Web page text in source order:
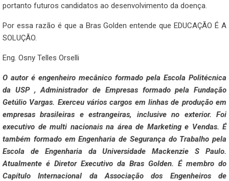
portanto futuros candidatos ao desenvolvimento da doença.
Por essa razão é que a Bras Golden entende que EDUCAÇÃO É A
SOLUÇÃO.
Eng. Osny Telles Orselli
O autor é engenheiro mecânico formado pela Escola Politécnica
da USP , Administrador de Empresas formado pela Fundação
Getúlio Vargas. Exerceu vários cargos em linhas de produção em
empresas brasileiras e estrangeiras, inclusive no exterior. Foi
executivo de multi nacionais na área de Marketing e Vendas. É
também formado em Engenharia de Segurança do Trabalho pela
Escola de Engenharia da Universidade Mackenzie S Paulo.
Atualmente é Diretor Executivo da Bras Golden. É membro do
Capítulo Internacional da Associação dos Engenheiros de